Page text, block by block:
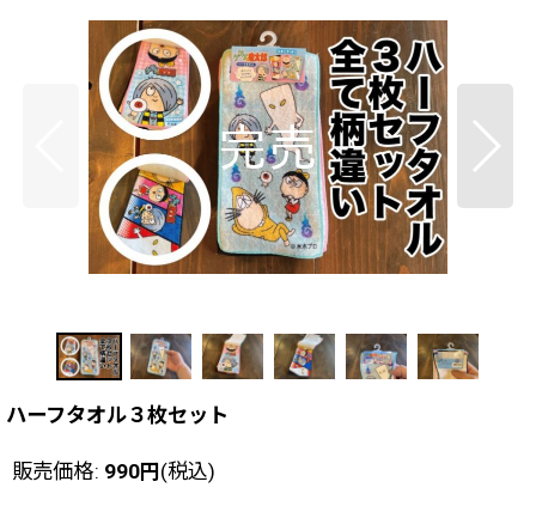
ハーフタオル３枚セット
販売価格: 990円(税込)